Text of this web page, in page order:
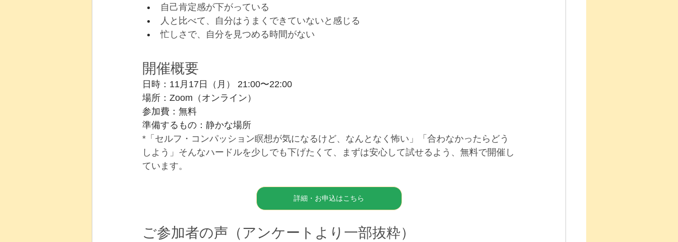
自己肯定感が下がっている
人と比べて、自分はうまくできていないと感じる
忙しさで、自分を見つめる時間がない
開催概要
日時：11月17日（月） 21:00〜22:00
場所：Zoom（オンライン）
参加費：無料
準備するもの：静かな場所
*「セルフ・コンパッション瞑想が気になるけど、なんとなく怖い」「合わなかったらどう
しよう」そんなハードルを少しでも下げたくて、まずは安心して試せるよう、無料で開催し
ています。
詳細・お申込はこちら
ご参加者の声（アンケートより一部抜粋）